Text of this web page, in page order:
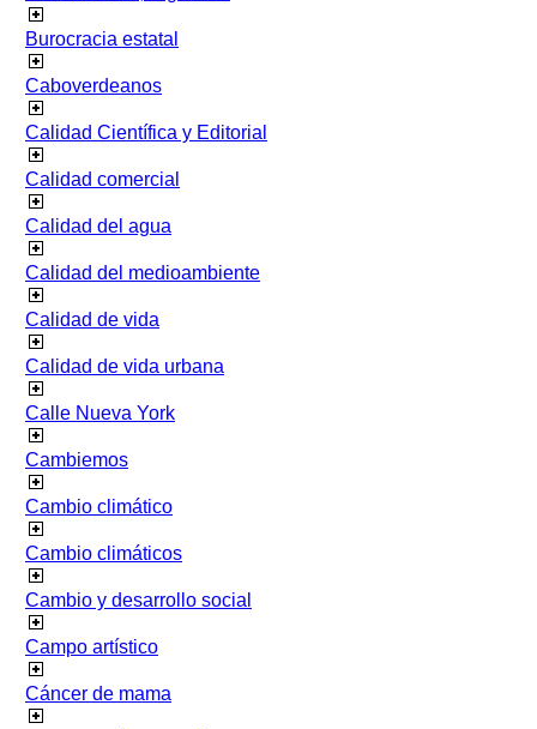
Burocracia estatal
Caboverdeanos
Calidad Científica y Editorial
Calidad comercial
Calidad del agua
Calidad del medioambiente
Calidad de vida
Calidad de vida urbana
Calle Nueva York
Cambiemos
Cambio climático
Cambio climáticos
Cambio y desarrollo social
Campo artístico
Cáncer de mama